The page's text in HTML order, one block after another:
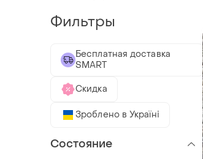
Фильтры
Бесплатная доставка
SMART
Скидка
Зроблено в Україні
Состояние